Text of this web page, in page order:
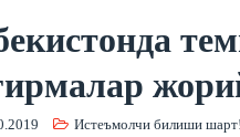
Истеъмолчи билиши шарт!